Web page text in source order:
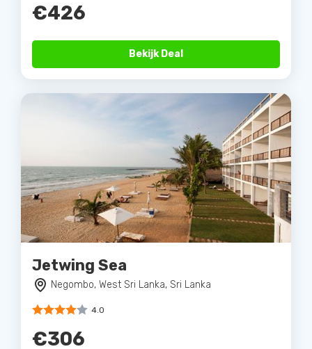
€426
Bekijk Deal
Jetwing Sea
Negombo, West Sri Lanka, Sri Lanka
4.0
€306